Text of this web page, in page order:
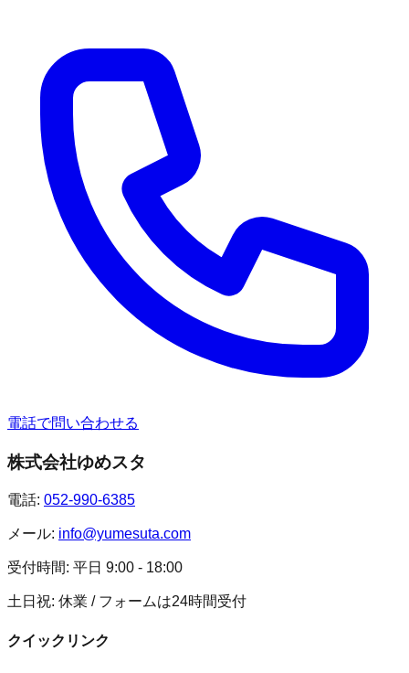
電話で問い合わせる
株式会社ゆめスタ
電話: 052-990-6385
メール: info@yumesuta.com
受付時間: 平日 9:00 - 18:00
土日祝: 休業 / フォームは24時間受付
クイックリンク